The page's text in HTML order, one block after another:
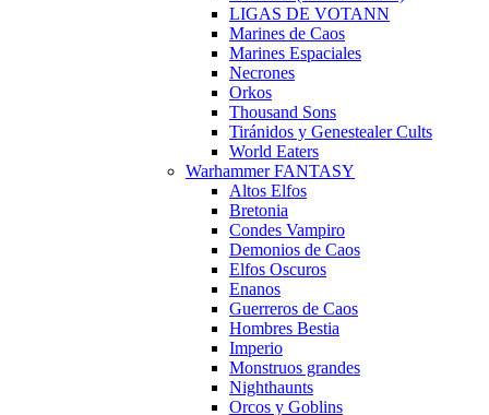
LIGAS DE VOTANN
Marines de Caos
Marines Espaciales
Necrones
Orkos
Thousand Sons
Tiránidos y Genestealer Cults
World Eaters
Warhammer FANTASY
Altos Elfos
Bretonia
Condes Vampiro
Demonios de Caos
Elfos Oscuros
Enanos
Guerreros de Caos
Hombres Bestia
Imperio
Monstruos grandes
Nighthaunts
Orcos y Goblins